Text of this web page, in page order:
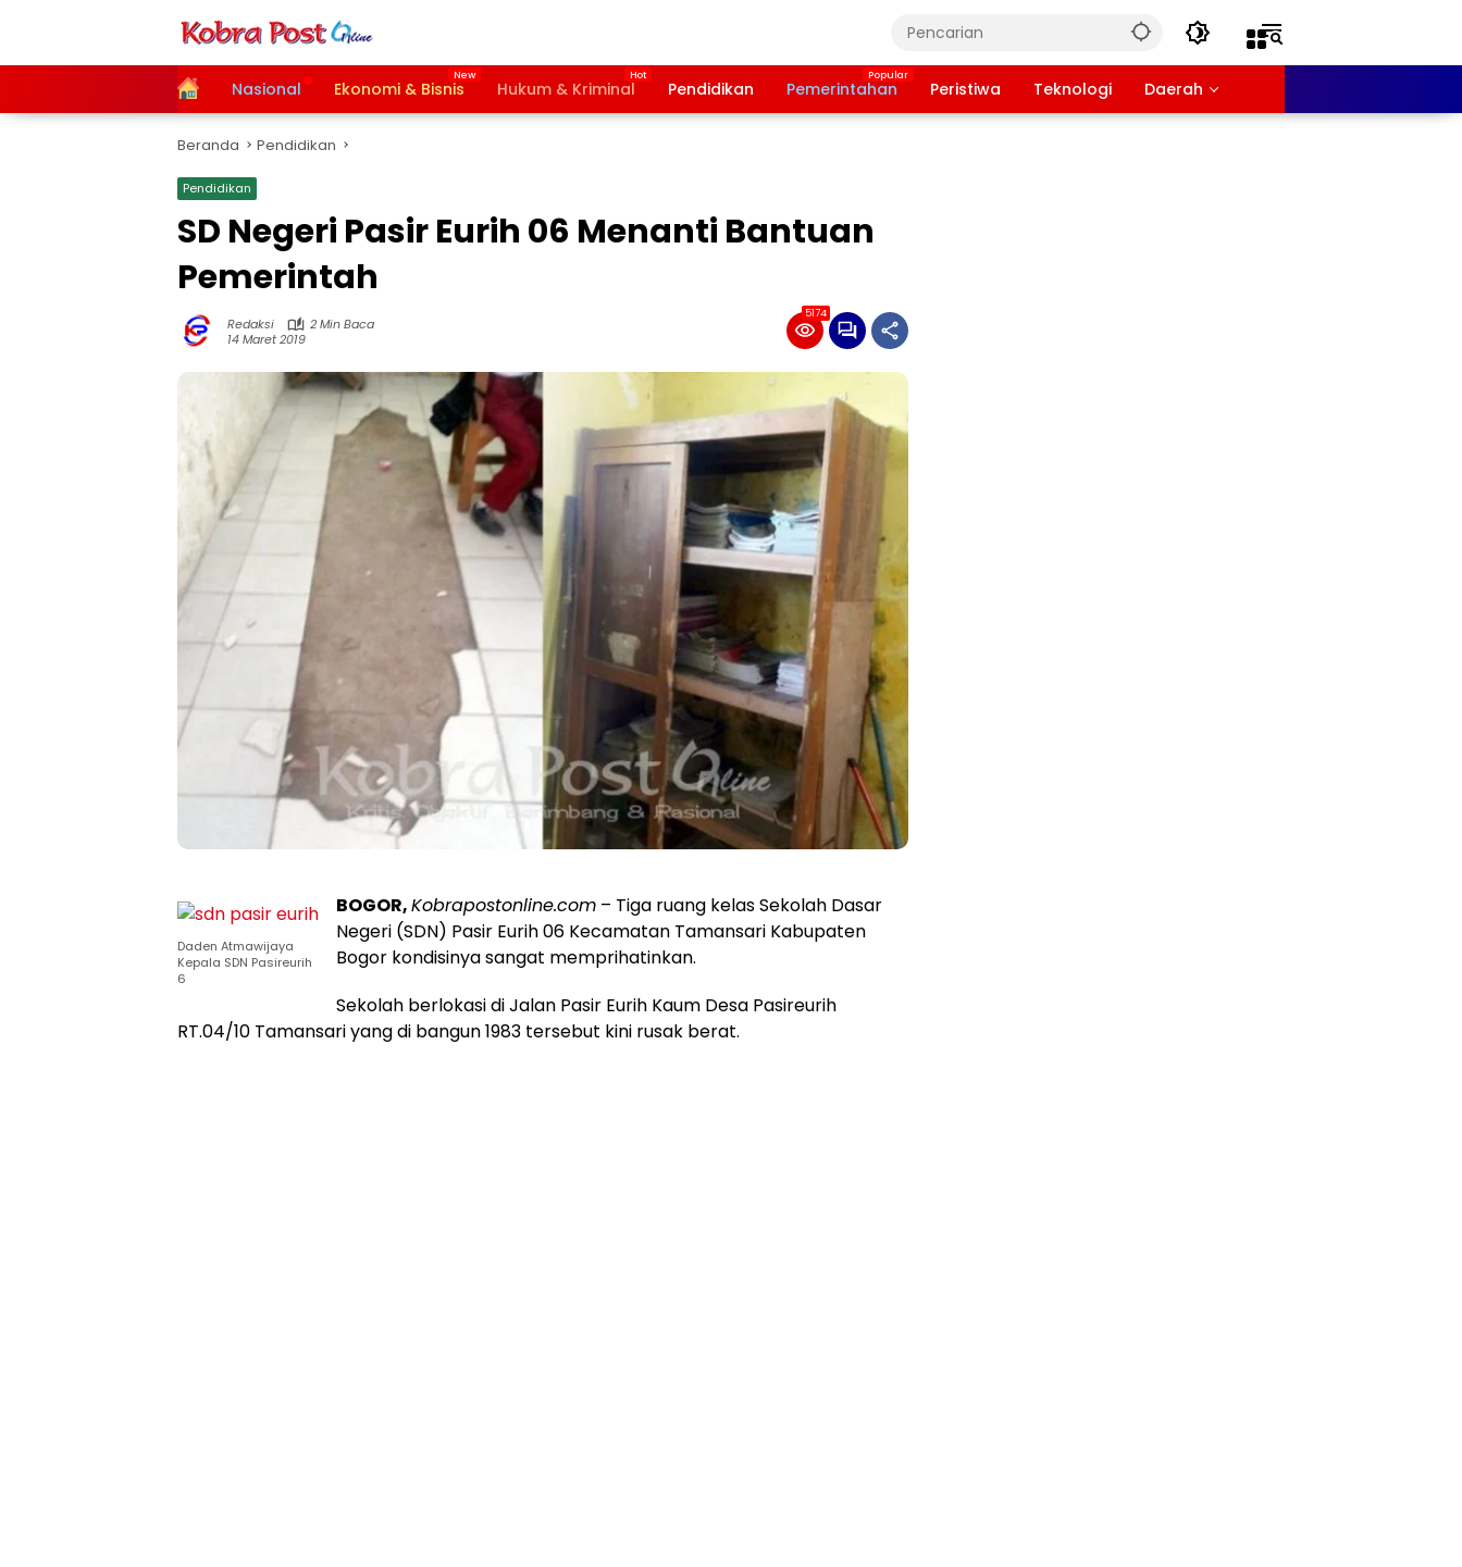
HomeNasional Ekonomi & Bisnis Hukum & Kriminal Pendidikan Pemerintahan Peristiwa Teknologi Daerah
Beranda Pendidikan
Pendidikan
SD Negeri Pasir Eurih 06 Menanti Bantuan
Pemerintah
Redaksi
2 Min Baca
14 Maret 2019
5174
Daden Atmawijaya
Kepala SDN Pasireurih
6
BOGOR,Kobrapostonline.com – Tiga ruang kelas Sekolah Dasar
Negeri (SDN) Pasir Eurih 06 Kecamatan Tamansari Kabupaten
Bogor kondisinya sangat memprihatinkan.
Sekolah berlokasi di Jalan Pasir Eurih Kaum Desa Pasireurih
RT.04/10 Tamansari yang di bangun 1983 tersebut kini rusak berat.